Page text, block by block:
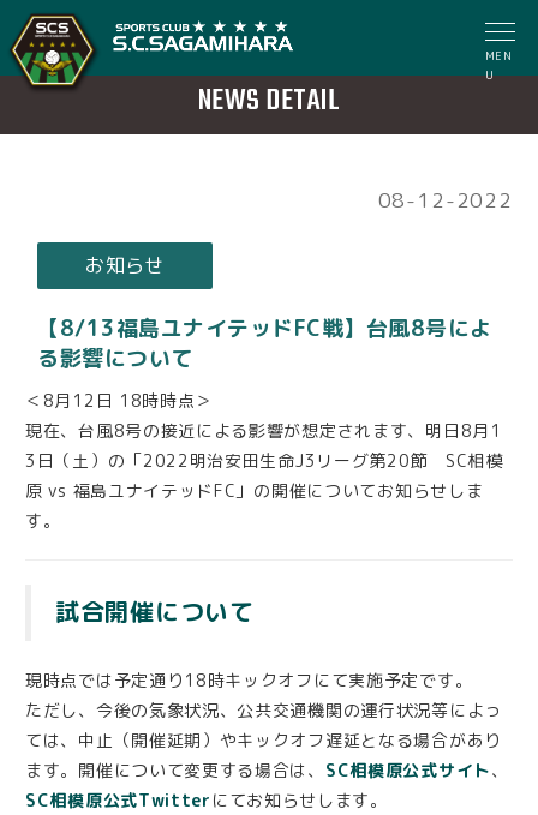
MEN
U
NEWS DETAIL
08-12-2022
お知らせ
【8/13福島ユナイテッドFC戦】台風8号によ
る影響について
＜8月12日 18時時点＞
現在、台風8号の接近による影響が想定されます、明日8月1
3日（土）の「2022明治安田生命J3リーグ第20節 SC相模
原 vs 福島ユナイテッドFC」の開催についてお知らせしま
す。
試合開催について
現時点では予定通り18時キックオフにて実施予定です。
ただし、今後の気象状況、公共交通機関の運行状況等によっ
ては、中止（開催延期）やキックオフ遅延となる場合があり
ます。開催について変更する場合は、 SC相模原公式サイト、
SC相模原公式Twitter にてお知らせします。